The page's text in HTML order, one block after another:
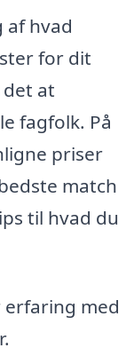
af hvad
for dit
at
fagfolk. På
priser
match
til hvad du
med